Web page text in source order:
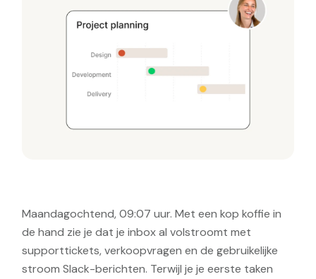
Maandagochtend, 09:07 uur. Met een kop koffie in
de hand zie je dat je inbox al volstroomt met
supporttickets, verkoopvragen en de gebruikelijke
stroom Slack-berichten. Terwijl je je eerste taken